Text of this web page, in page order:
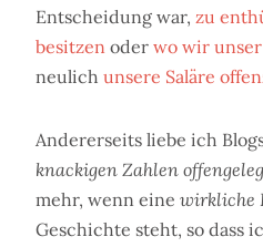
Entscheidung war, zu
besitzen oder wo wir
neulich unsere Saläre
Andererseits liebe ich
knackigen Zahlen
mehr, wenn eine wirkliche
Geschichte steht, so dass